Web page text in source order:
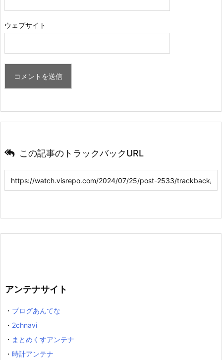
ウェブサイト
この記事のトラックバックURL
アンテナサイト
・ ブログあんてな
・ 2chnavi
・ まとめくすアンテナ
・ 時計アンテナ